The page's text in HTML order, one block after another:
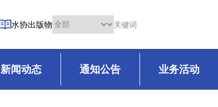
水协出版物
新闻动态 通知公告 业务活动